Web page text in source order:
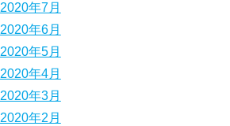
2020年7月
2020年6月
2020年5月
2020年4月
2020年3月
2020年2月